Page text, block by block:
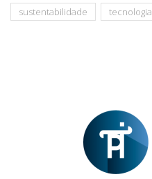
sustentabilidade
tecnologia